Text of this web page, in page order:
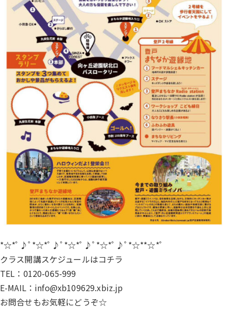
*☆*ﾟ♪ﾟ*☆*ﾟ♪ﾟ*☆*ﾟ♪ﾟ*☆*ﾟ♪ﾟ*☆**☆*ﾟ
クラス開講スケジュールはコチラ
TEL：0120-065-999
E-MAIL：info@xb109629.xbiz.jp
お問合せもお気軽にどうぞ☆